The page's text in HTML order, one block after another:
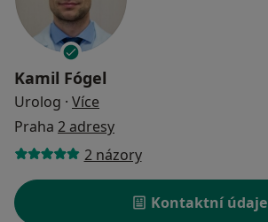
Kamil Fógel
Urolog · Více
Praha 2 adresy
2 názory
Kontaktní údaje